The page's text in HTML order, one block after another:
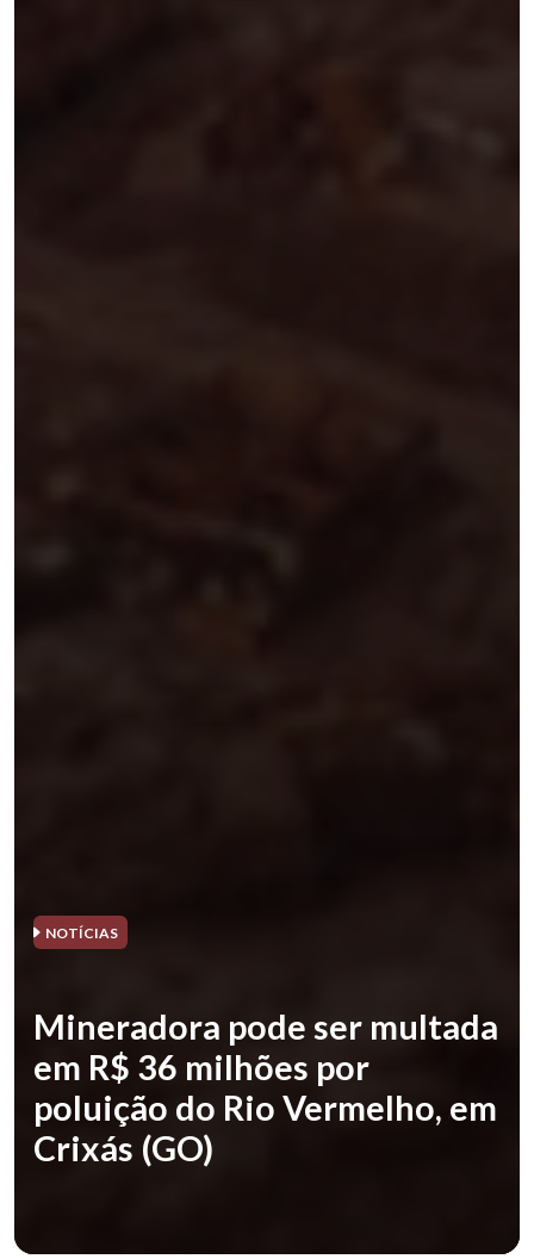
NOTÍCIAS
Mineradora pode ser multada
em R$ 36 milhões por
poluição do Rio Vermelho, em
Crixás (GO)